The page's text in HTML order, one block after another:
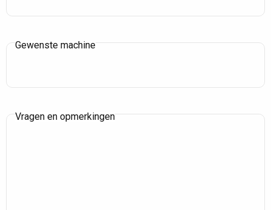
Gewenste machine
Vragen en opmerkingen